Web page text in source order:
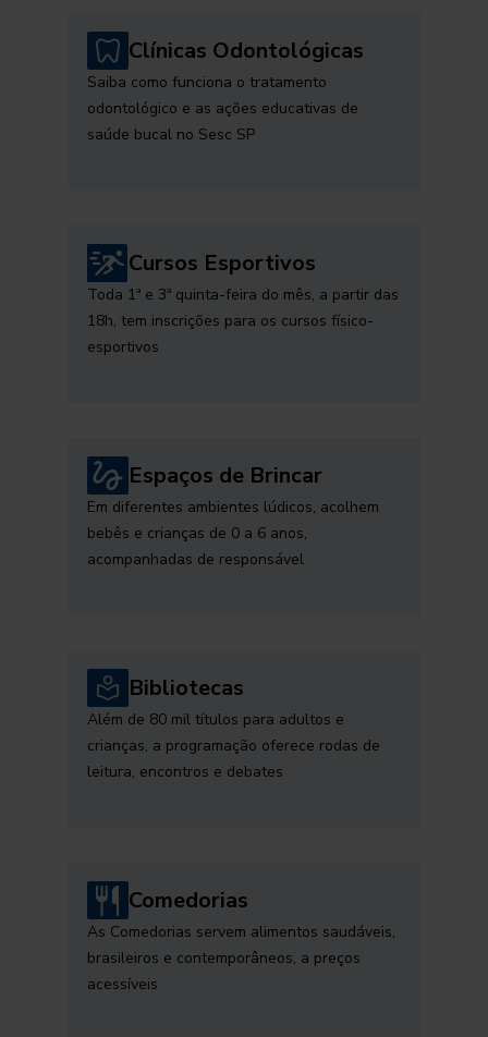
Clínicas Odontológicas
Saiba como funciona o tratamento
odontológico e as ações educativas de
saúde bucal no Sesc SP
Cursos Esportivos
Toda 1ª e 3ª quinta-feira do mês, a partir das
18h, tem inscrições para os cursos físico-
esportivos
Espaços de Brincar
Em diferentes ambientes lúdicos, acolhem
bebês e crianças de 0 a 6 anos,
acompanhadas de responsável
Bibliotecas
Além de 80 mil títulos para adultos e
crianças, a programação oferece rodas de
leitura, encontros e debates
Comedorias
As Comedorias servem alimentos saudáveis,
brasileiros e contemporâneos, a preços
acessíveis